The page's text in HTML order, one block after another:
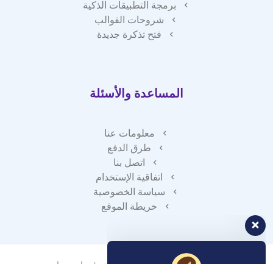
برمجة التطبيقات الذكية
شروحات القوالب
فتح تذكرة جديدة
المساعدة والأسئلة
معلومات عنا
طرق الدفع
اتصل بنا
اتفاقية الإستخدام
سياسة الخصوصية
خريطة الموقع
فريق دعم العملاء لدينا هنا للإجابة
? مرحبًا ، كيف يمكنني المساعدة؟